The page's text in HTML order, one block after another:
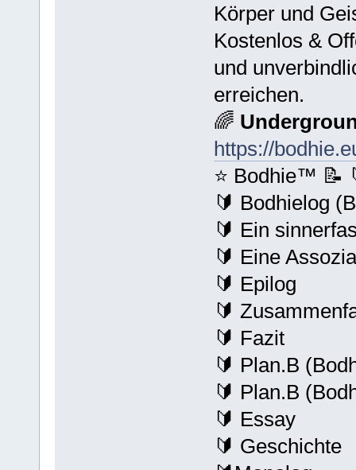
Körper und
Kostenlos &
und
erreichen.
🌈
https://
⭐️ Bodhie™ 📝
🔰 Bodhielog
🔰 Ein
🔰 Eine
🔰 Epilog
🔰
🔰 Fazit
🔰 Plan.B
🔰 Plan.B
🔰 Essay
🔰 Geschichte